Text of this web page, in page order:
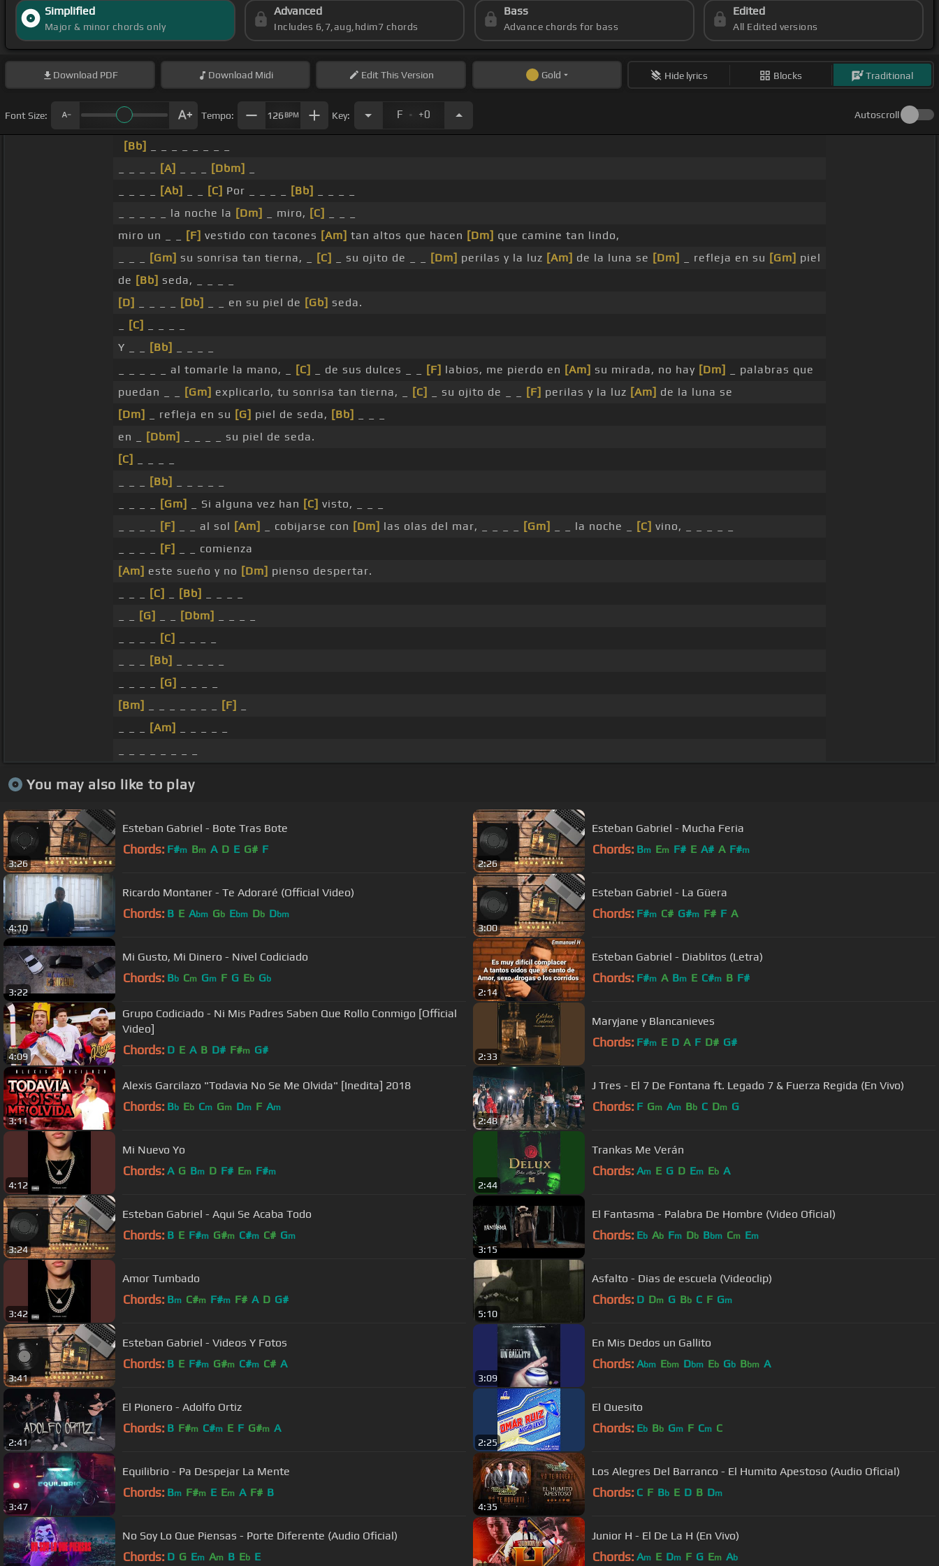
Simplified
Major & minor chords only
Advanced
Includes 6,7,aug,hdim7 chords
Bass
Advance chords for bass
Edited
All Edited versions
Download PDF Download Midi EditThis Version Gold Hide lyrics Blocks Traditional
Font Size: Tempo: 126 BPM Key: F . +0 Autoscroll
[Bb]
[A] [Dbm]
[Ab] [C] Por _ _ _ _ [Bb]
_ _ _ _ _ la noche la [Dm] _ miro, [C]
miro un _ _
[F] vestido con tacones [Am] tan altos que hacen [Dm] que camine tan lindo,
[Gm] su sonrisa tan tierna, _ [C] _ su ojito de _ _ [Dm] perilas y la luz [Am] de la luna se [Dm] _ refleja en su [Gm] piel
de [Bb] seda, _ _ _ _
[D]
[Db] _ _ en su piel de [Gb] seda.
[C]
Y _ _
[Bb]
_ _ _ _ _ al tomarle la mano, _
[C] _ de sus dulces _ _ [F] labios, me pierdo en [Am] su mirada, no hay [Dm]
_ palabras que
puedan _ _
[Gm] explicarlo, tu sonrisa tan tierna, _ [C] _ su ojito de _ _ [F] perilas y la luz [Am] de la luna se
[Dm]
_ refleja en su [G] piel de seda, [Bb]
en _
[Dbm]
_ _ _ _ su piel de seda.
[C]
[Bb]
[Gm] _ Si alguna vez han [C] visto, _ _ _
[F] _ _ al sol [Am] _ cobijarse con [Dm] las olas del mar, _ _ _ _ [Gm] _ _ la noche _ [C] vino, _ _ _ _ _
[F]
_ _ comienza
[Am] este sueño y no [Dm] pienso despertar.
[C] [Bb]
[G] [Dbm]
[C]
[Bb]
[G]
[Bm]
[F]
[Am]
You may also like to play
3:26
Esteban Gabriel - Bote Tras Bote
Chords: F#m Bm A D E G# F
2:26
Esteban Gabriel - Mucha Feria
Chords: Bm Em F# E A# A F#m
4:10
Ricardo Montaner - Te Adoraré (Official Video)
Chords: B E Abm Gb Ebm Db Dbm
3:00
Esteban Gabriel - La Güera
Chords: F#m C# G#m F# F A
3:22
Mi Gusto, Mi Dinero - Nivel Codiciado
Chords: Bb Cm Gm F G Eb Gb
2:14
Esteban Gabriel - Diablitos (Letra)
Chords: F#m A Bm E C#m B F#
4:09
Grupo Codiciado - Ni Mis Padres Saben Que Rollo Conmigo [Official
Video]
Chords: D E A B D# F#m G#
2:33
Maryjane y Blancanieves
Chords: F#m E D A F D# G#
3:11
Alexis Garcilazo "Todavia No Se Me Olvida" [Inedita] 2018
Chords: Bb Eb Cm Gm Dm F Am
2:48
J Tres - El 7 De Fontana ft. Legado 7 & Fuerza Regida (En Vivo)
Chords: F Gm Am Bb C Dm G
4:12
Mi Nuevo Yo
Chords: A G Bm D F# Em F#m
2:44
Trankas Me Verán
Chords: Am E G D Em Eb A
3:24
Esteban Gabriel - Aqui Se Acaba Todo
Chords: B E F#m G#m C#m C# Gm
3:15
El Fantasma - Palabra De Hombre (Video Oficial)
Chords: Eb Ab Fm Db Bbm Cm Em
3:42
Amor Tumbado
Chords: Bm C#m F#m F# A D G#
5:10
Asfalto - Dias de escuela (Videoclip)
Chords: D Dm G Bb C F Gm
3:41
Esteban Gabriel - Videos Y Fotos
Chords: B E F#m G#m C#m C# A
3:09
En Mis Dedos un Gallito
Chords: Abm Ebm Dbm Eb Gb Bbm A
2:41
El Pionero - Adolfo Ortiz
Chords: B F#m C#m E F G#m A
2:25
El Quesito
Chords: Eb Bb Gm F Cm C
3:47
Equilibrio - Pa Despejar La Mente
Chords: Bm F#m E Em A F# B
4:35
Los Alegres Del Barranco - El Humito Apestoso (Audio Oficial)
Chords: C F Bb E D B Dm
No Soy Lo Que Piensas - Porte Diferente (Audio Oficial)
Chords: D G Em Am B Eb E
Junior H - El De La H (En Vivo)
Chords: Am E Dm F G Em Ab